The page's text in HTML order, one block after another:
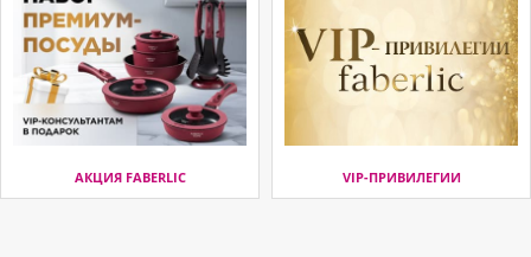
АКЦИЯ FABERLIC VIP-ПРИВИЛЕГИИ